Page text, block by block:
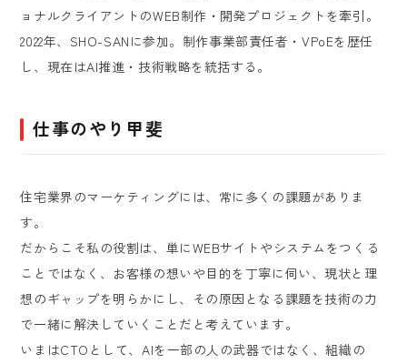
ョナルクライアントのWEB制作・開発プロジェクトを牽引。
2022年、SHO-SANに参加。制作事業部責任者・VPoEを歴任
し、現在はAI推進・技術戦略を統括する。
仕事のやり甲斐
住宅業界のマーケティングには、常に多くの課題がありま
す。
だからこそ私の役割は、単にWEBサイトやシステムをつくる
ことではなく、お客様の想いや目的を丁寧に伺い、現状と理
想のギャップを明らかにし、その原因となる課題を技術の力
で一緒に解決していくことだと考えています。
いまはCTOとして、AIを一部の人の武器ではなく、組織の